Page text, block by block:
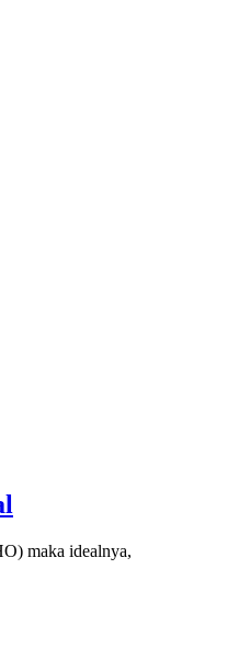
maka idealnya,